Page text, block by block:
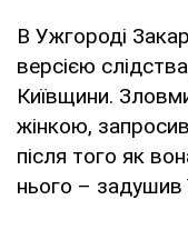
В Ужгороді
версією
Київщини.
жінкою, запросив
після того як
нього – задушив